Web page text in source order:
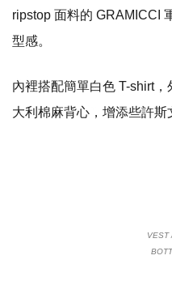
ripstop 面料的 GRAMICCI
型感。
內裡搭配簡單白色 T-shirt，
大利棉麻背心，增添些許斯
VEST